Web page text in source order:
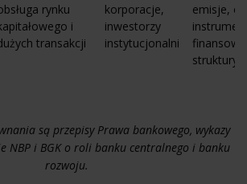
rynku
i
transakcji
korporacje,
inwestorzy
instytucjonalni
emisje,
są przepisy Prawa bankowego, wykazy
NBP i BGK o roli banku centralnego i banku
rozwoju.